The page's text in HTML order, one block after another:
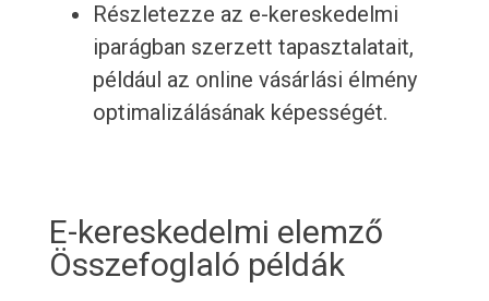
Részletezze az e-kereskedelmi
iparágban szerzett tapasztalatait,
például az online vásárlási élmény
optimalizálásának képességét.
E-kereskedelmi elemző
Összefoglaló példák